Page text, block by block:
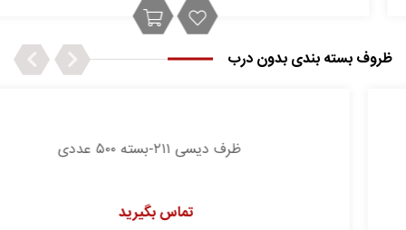
ظروف بسته بندی بدون درب Previous
Next